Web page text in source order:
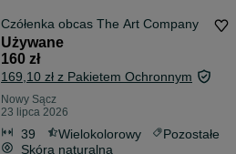
Czółenka obcas The Art Company
Używane
160 zł
169,10 zł z Pakietem Ochronnym
Nowy Sącz
23 lipca 2026
39 Wielokolorowy
Pozostałe
Skóra naturalna